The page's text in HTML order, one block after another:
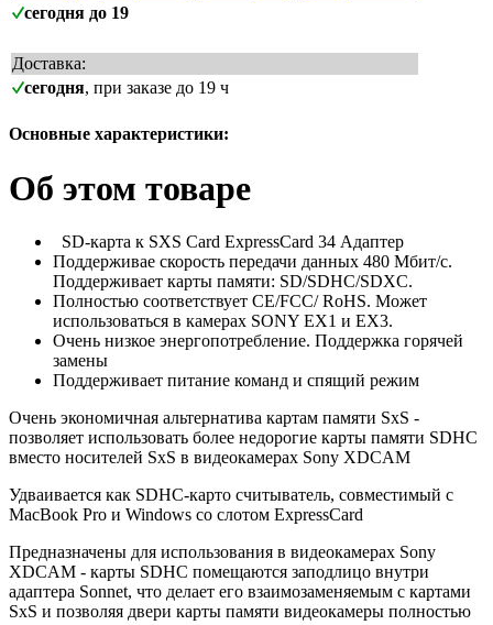
сегодня до 19
Доставка:
сегодня, при заказе до 19 ч
Основные характеристики:
Об этом товаре
SD-карта к SXS Card ExpressCard 34 Адаптер
Поддерживае скорость передачи данных 480 Мбит/с.
Поддерживает карты памяти: SD/SDHC/SDXC.
Полностью соответствует CE/FCC/ RoHS. Может
использоваться в камерах SONY EX1 и EX3.
Очень низкое энергопотребление. Поддержка горячей
замены
Поддерживает питание команд и спящий режим
Очень экономичная альтернатива картам памяти SxS -
позволяет использовать более недорогие карты памяти SDHC
вместо носителей SxS в видеокамерах Sony XDCAM
Удваивается как SDHC-карто считыватель, совместимый с
MacBook Pro и Windows со слотом ExpressCard
Предназначены для использования в видеокамерах Sony
XDCAM - карты SDHC помещаются заподлицо внутри
адаптера Sonnet, что делает его взаимозаменяемым с картами
SxS и позволяя двери карты памяти видеокамеры полностью